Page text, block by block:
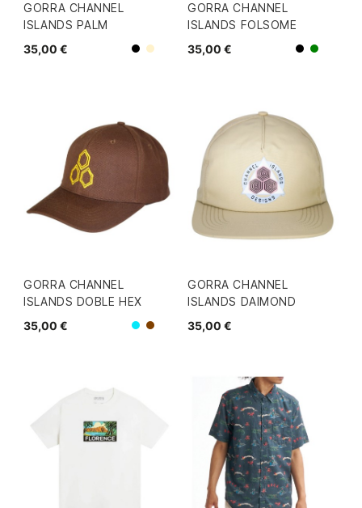
GORRA CHANNEL
ISLANDS PALM
35,00 €
NegroBeige
GORRA CHANNEL
ISLANDS FOLSOME
35,00 €
NegroVerde
GORRA CHANNEL
ISLANDS DOBLE HEX
35,00 €
AzulMarron
GORRA CHANNEL
ISLANDS DAIMOND
35,00 €